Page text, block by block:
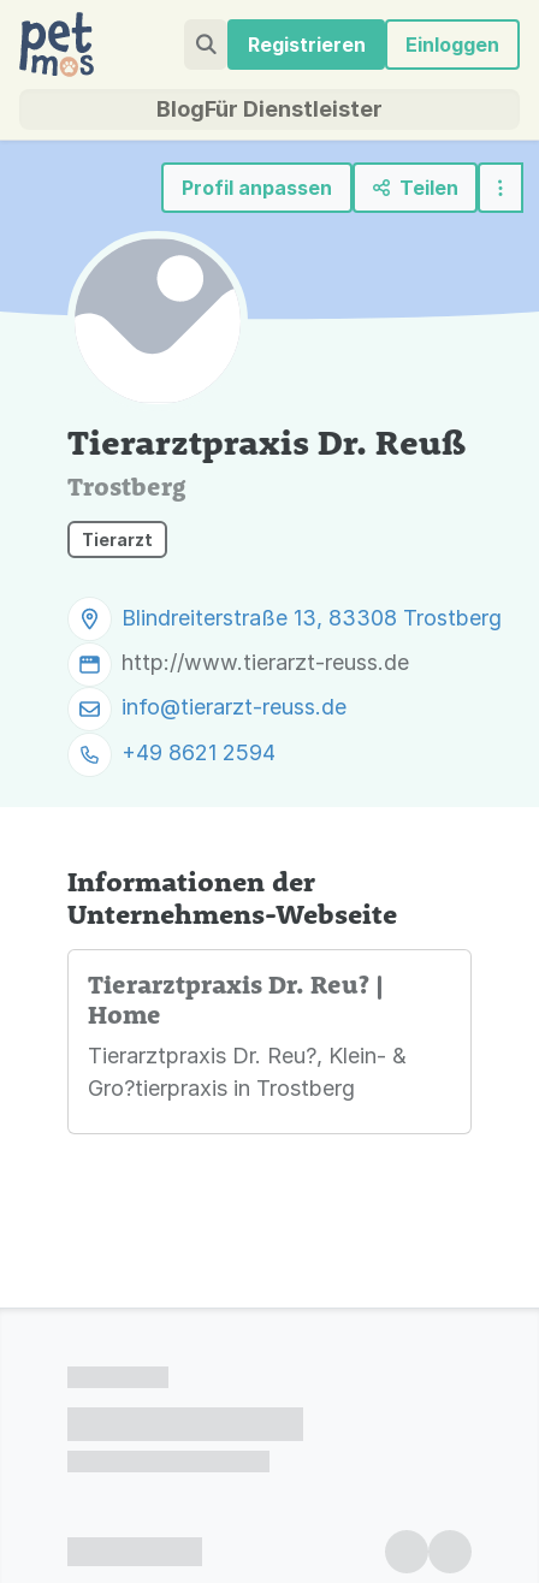
Registrieren Einloggen
BlogFür Dienstleister
Profil anpassen Teilen
Tierarztpraxis Dr. Reuß
Trostberg
Tierarzt
Blindreiterstraße 13, 83308 Trostberg
http://www.tierarzt-reuss.de
info@tierarzt-reuss.de
+49 8621 2594
Informationen der
Unternehmens-Webseite
Tierarztpraxis Dr. Reu? |
Home
Tierarztpraxis Dr. Reu?, Klein- &
Gro?tierpraxis in Trostberg